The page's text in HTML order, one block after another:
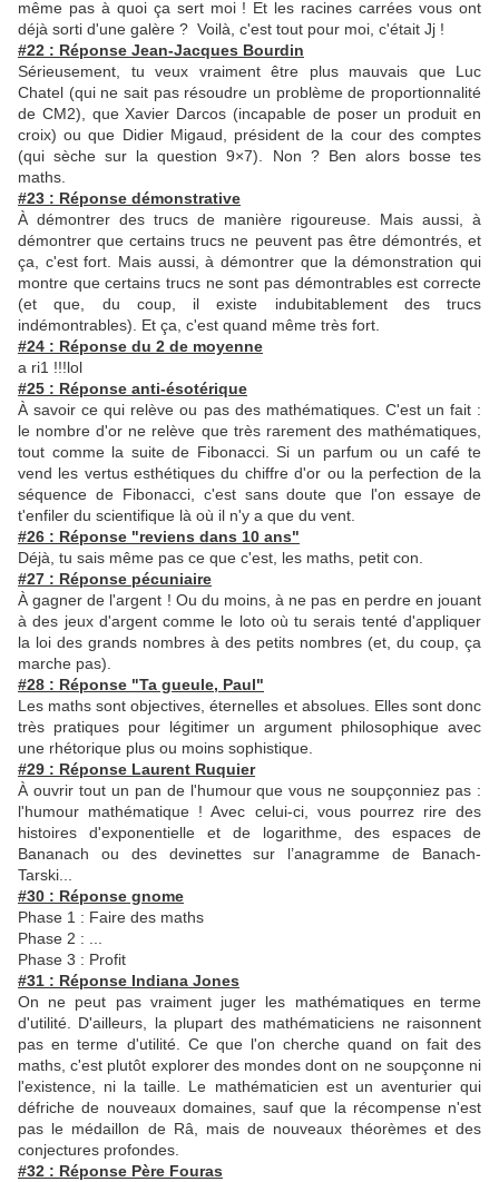
même pas à quoi ça sert moi ! Et les racines carrées vous ont
déjà sorti d'une galère ? Voilà, c'est tout pour moi, c'était Jj !
#22 : Réponse Jean-Jacques Bourdin
Sérieusement, tu veux vraiment être plus mauvais que Luc
Chatel (qui ne sait pas résoudre un problème de proportionnalité
de CM2), que Xavier Darcos (incapable de poser un produit en
croix) ou que Didier Migaud, président de la cour des comptes
(qui sèche sur la question 9×7). Non ? Ben alors bosse tes
maths.
#23 : Réponse démonstrative
À démontrer des trucs de manière rigoureuse. Mais aussi, à
démontrer que certains trucs ne peuvent pas être démontrés, et
ça, c'est fort. Mais aussi, à démontrer que la démonstration qui
montre que certains trucs ne sont pas démontrables est correcte
(et que, du coup, il existe indubitablement des trucs
indémontrables). Et ça, c'est quand même très fort.
#24 : Réponse du 2 de moyenne
a ri1 !!!lol
#25 : Réponse anti-ésotérique
À savoir ce qui relève ou pas des mathématiques. C'est un fait :
le nombre d'or ne relève que très rarement des mathématiques,
tout comme la suite de Fibonacci. Si un parfum ou un café te
vend les vertus esthétiques du chiffre d'or ou la perfection de la
séquence de Fibonacci, c'est sans doute que l'on essaye de
t'enfiler du scientifique là où il n'y a que du vent.
#26 : Réponse "reviens dans 10 ans"
Déjà, tu sais même pas ce que c'est, les maths, petit con.
#27 : Réponse pécuniaire
À gagner de l'argent ! Ou du moins, à ne pas en perdre en jouant
à des jeux d'argent comme le loto où tu serais tenté d'appliquer
la loi des grands nombres à des petits nombres (et, du coup, ça
marche pas).
#28 : Réponse "Ta gueule, Paul"
Les maths sont objectives, éternelles et absolues. Elles sont donc
très pratiques pour légitimer un argument philosophique avec
une rhétorique plus ou moins sophistique.
#29 : Réponse Laurent Ruquier
À ouvrir tout un pan de l'humour que vous ne soupçonniez pas :
l'humour mathématique ! Avec celui-ci, vous pourrez rire des
histoires d'exponentielle et de logarithme, des espaces de
Bananach ou des devinettes sur l’anagramme de Banach-
Tarski...
#30 : Réponse gnome
Phase 1 : Faire des maths
Phase 2 : ...
Phase 3 : Profit
#31 : Réponse Indiana Jones
On ne peut pas vraiment juger les mathématiques en terme
d'utilité. D'ailleurs, la plupart des mathématiciens ne raisonnent
pas en terme d'utilité. Ce que l'on cherche quand on fait des
maths, c'est plutôt explorer des mondes dont on ne soupçonne ni
l'existence, ni la taille. Le mathématicien est un aventurier qui
défriche de nouveaux domaines, sauf que la récompense n'est
pas le médaillon de Râ, mais de nouveaux théorèmes et des
conjectures profondes.
#32 : Réponse Père Fouras